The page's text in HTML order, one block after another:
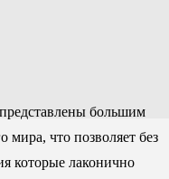
большим
мира, что позволяет без
которые лаконично